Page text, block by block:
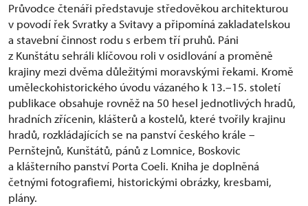
Průvodce čtenáři představuje středověkou architekturou
v povodí řek Svratky a Svitavy a připomíná zakladatelskou
a stavební činnost rodu s erbem tří pruhů. Páni
z Kunštátu sehráli klíčovou roli v osidlování a proměně
krajiny mezi dvěma důležitými moravskými řekami. Kromě
uměleckohistorického úvodu vázaného k 13.–15. století
publikace obsahuje rovněž na 50 hesel jednotlivých hradů,
hradních zřícenin, klášterů a kostelů, které tvořily krajinu
hradů, rozkládajících se na panství českého krále –
Pernštejnů, Kunštátů, pánů z Lomnice, Boskovic
a klášterního panství Porta Coeli. Kniha je doplněná
četnými fotografiemi, historickými obrázky, kresbami,
plány.